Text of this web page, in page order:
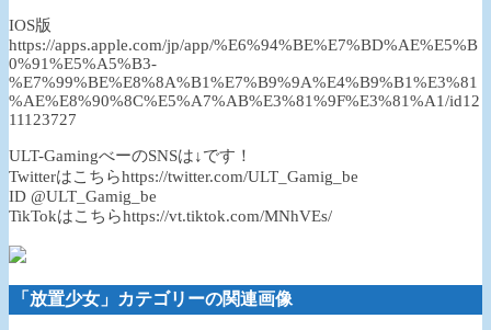
IOS版
https://apps.apple.com/jp/app/%E6%94%BE%E7%BD%AE%E5%B
0%91%E5%A5%B3-
%E7%99%BE%E8%8A%B1%E7%B9%9A%E4%B9%B1%E3%81
%AE%E8%90%8C%E5%A7%AB%E3%81%9F%E3%81%A1/id12
11123727
ULT-GamingべーのSNSは↓です！
Twitterはこちらhttps://twitter.com/ULT_Gamig_be
ID @ULT_Gamig_be
TikTokはこちらhttps://vt.tiktok.com/MNhVEs/
「放置少女」カテゴリーの関連画像